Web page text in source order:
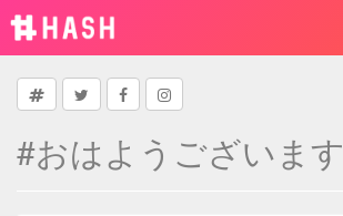
#おはようございます